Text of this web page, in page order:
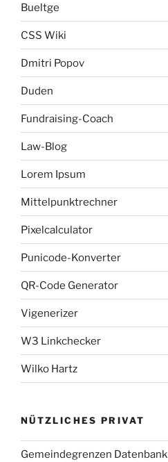
Bueltge
CSS Wiki
Dmitri Popov
Duden
Fundraising-Coach
Law-Blog
Lorem Ipsum
Mittelpunktrechner
Pixelcalculator
Punicode-Konverter
QR-Code Generator
Vigenerizer
W3 Linkchecker
Wilko Hartz
NÜTZLICHES PRIVAT
Gemeindegrenzen Datenbank